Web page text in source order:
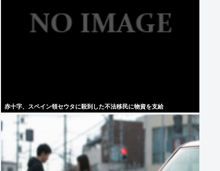
赤十字、スペイン領セウタに殺到した不法移民に物資を支給